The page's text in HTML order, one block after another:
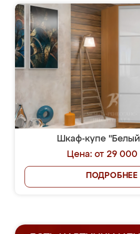
Шкаф-купе
Цена: от 29 000
ПОДРОБНЕЕ